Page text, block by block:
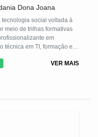
Dona Joana
tecnologia social voltada à
meio de trilhas formativas
em
técnica em TI, formação em
e recursos digitais como
VER MAIS